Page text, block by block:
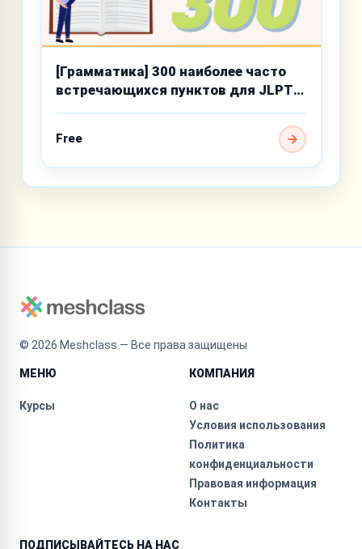
[Грамматика] 300 наиболее часто
встречающихся пунктов для JLPT
N3
Free
© 2026 Meshclass — Все права защищены
МЕНЮ
Курсы
КОМПАНИЯ
О нас
Условия использования
Политика
конфиденциальности
Правовая информация
Контакты
ПОДПИСЫВАЙТЕСЬ НА НАС